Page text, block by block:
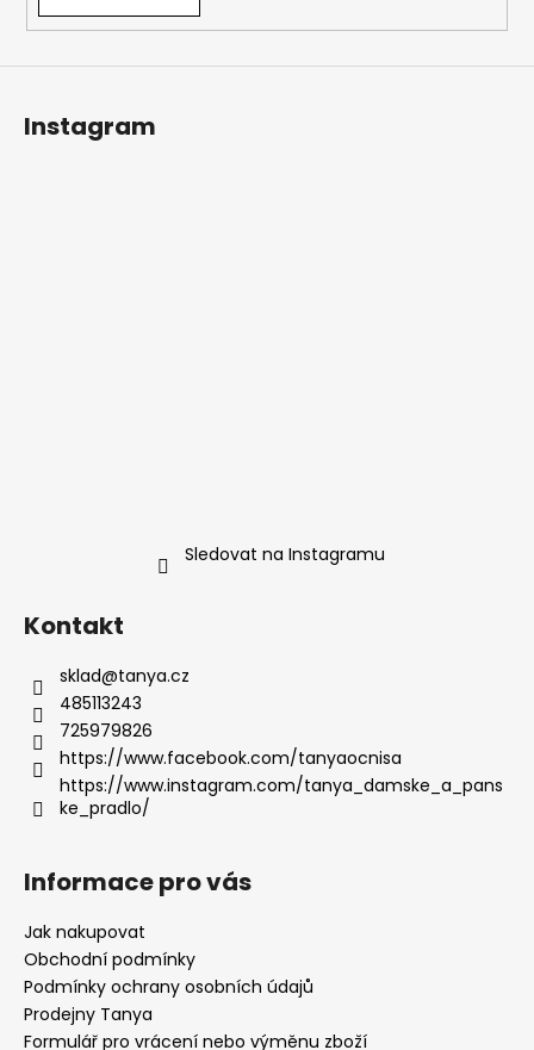
Instagram
Sledovat na Instagramu
Kontakt
sklad@tanya.cz
485113243
725979826
https://www.facebook.com/tanyaocnisa
https://www.instagram.com/tanya_damske_a_pans
ke_pradlo/
Informace pro vás
Jak nakupovat
Obchodní podmínky
Podmínky ochrany osobních údajů
Prodejny Tanya
Formulář pro vrácení nebo výměnu zboží